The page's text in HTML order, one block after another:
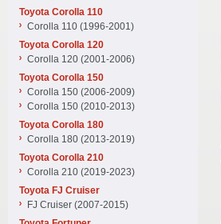
Toyota Corolla 110
Corolla 110 (1996-2001)
Toyota Corolla 120
Corolla 120 (2001-2006)
Toyota Corolla 150
Corolla 150 (2006-2009)
Corolla 150 (2010-2013)
Toyota Corolla 180
Corolla 180 (2013-2019)
Toyota Corolla 210
Corolla 210 (2019-2023)
Toyota FJ Cruiser
FJ Cruiser (2007-2015)